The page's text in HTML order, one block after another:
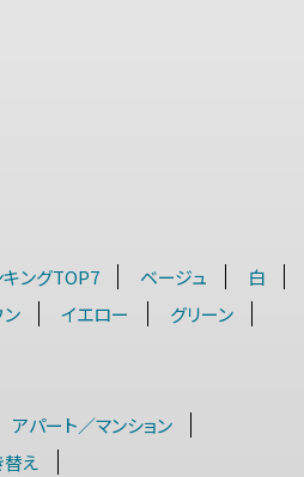
ングTOP7
ベージュ
白
ン イエロー
グリーン
アパート／マンション
え